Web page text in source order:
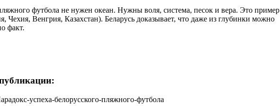
футбола не нужен океан. Нужны воля, система, песок и вера. Это пример
Чехия, Венгрия, Казахстан). Беларусь доказывает, что даже из глубинки можно
факт.
успеха-белорусского-пляжного-футбола